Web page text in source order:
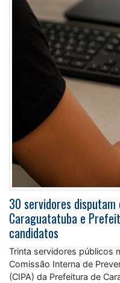
30 servidores disputam
Caraguatatuba e
candidatos
Trinta servidores públicos
Comissão Interna de
(CIPA) da Prefeitura de